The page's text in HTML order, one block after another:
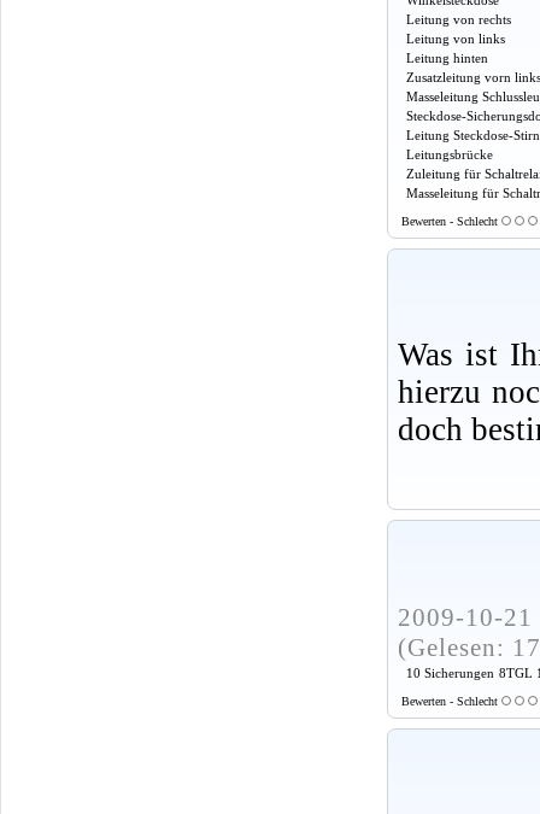
Leitung von rechts
Leitung von links
Leitung hinten
Zusatzleitung vorn links
Masseleitung
Steckdose-
Leitung Steckdose-
Leitungsbrücke
Zuleitung für
Masseleitung für
Bewerten - Schlecht
Was ist
hierzu
doch
2009-10-
(Gelesen:
10 Sicherungen 8TGL
Bewerten - Schlecht